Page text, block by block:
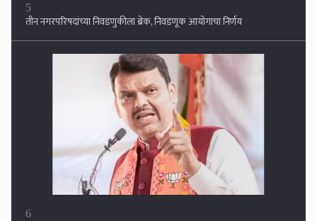
6
आपण प्रचार सभेत विरोधकांवर टीका करत नाही, आम्ही एक विकास आराखडा
घेऊन जनतेपुढे जात आहोत : देवेंद्र फडणवीस